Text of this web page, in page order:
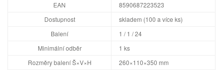
EAN
8590687223523
Dostupnost
skladem (100 a více ks)
Balení
1 / 1 / 24
Minimální odběr
1 ks
Rozměry balení Š×V×H
260×110×350 mm